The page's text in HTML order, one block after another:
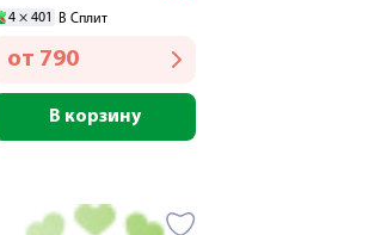
4 × 401 В Сплит
от 790
В корзину